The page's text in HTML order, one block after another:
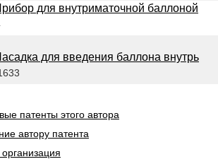
для внутриматочной баллоной
для введения баллона внутрь
патенты этого автора
автору патента